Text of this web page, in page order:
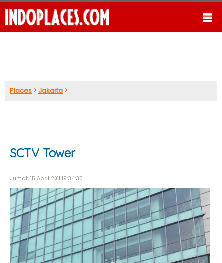
Places >Jakarta >
SCTV Tower
Jumat, 15 April 2011 19:34:30